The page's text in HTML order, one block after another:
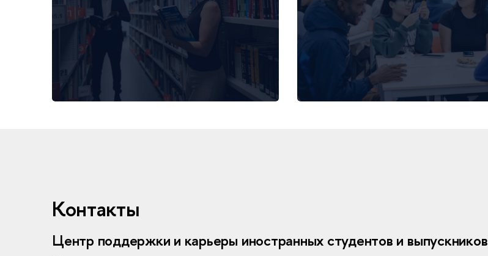
Контакты
Центр поддержки и карьеры иностранных студентов и выпускников